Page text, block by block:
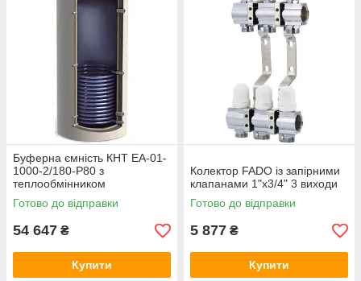
Буферна ємність КНТ ЕА-01-
1000-2/180-P80 з
теплообмінником
Готово до відправки
54 647 ₴
Купити
Колектор FADO із запірними
клапанами 1"х3/4" 3 виходи
Готово до відправки
5 877 ₴
Купити